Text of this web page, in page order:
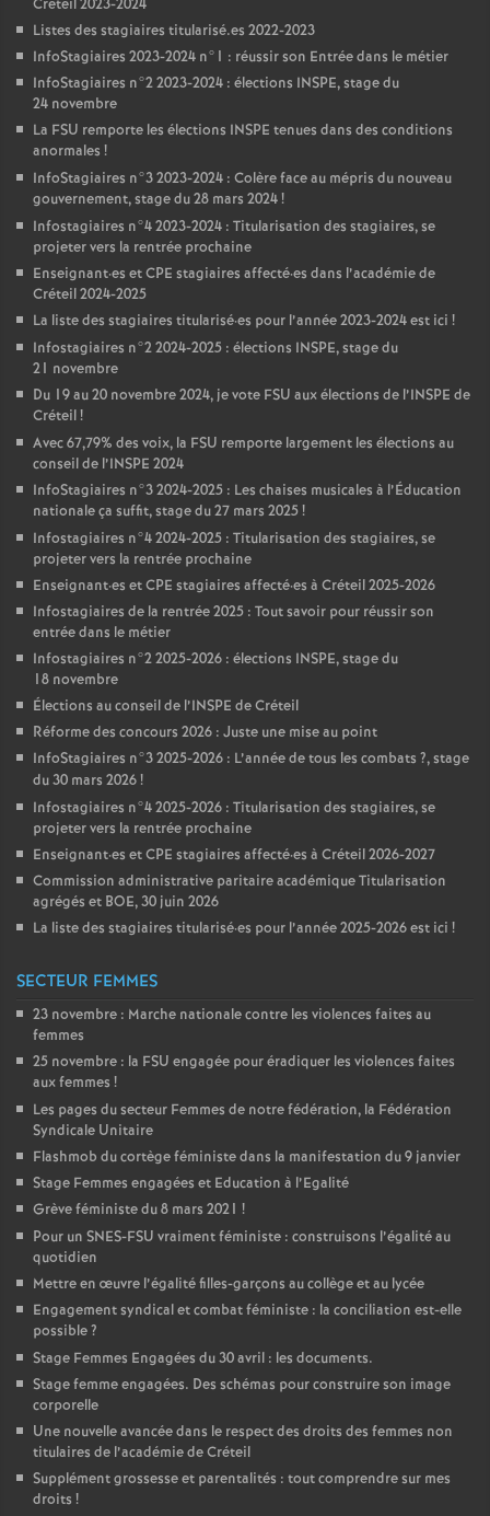
Créteil 2023-2024
Listes des stagiaires titularisé.es 2022-2023
InfoStagiaires 2023-2024 n°1 : réussir son Entrée dans le métier
InfoStagiaires n°2 2023-2024 : élections INSPE, stage du
24 novembre
La FSU remporte les élections INSPE tenues dans des conditions
anormales !
InfoStagiaires n°3 2023-2024 : Colère face au mépris du nouveau
gouvernement, stage du 28 mars 2024!
Infostagiaires n°4 2023-2024 : Titularisation des stagiaires, se
projeter vers la rentrée prochaine
Enseignant·es etCPE stagiaires affecté·es dans l’académie de
Créteil 2024-2025
La liste des stagiaires titularisé·es pour l’année 2023-2024 est ici !
Infostagiaires n°2 2024-2025 : élections INSPE, stage du
21 novembre
Du 19 au 20 novembre 2024, je vote FSU aux élections de l’INSPE de
Créteil!
Avec 67,79% des voix, la FSU remporte largement les élections au
conseil de l’INSPE 2024
InfoStagiaires n°3 2024-2025 : Les chaises musicales à l’Éducation
nationale ça suffit, stage du 27 mars 2025!
Infostagiaires n°4 2024-2025 : Titularisation des stagiaires, se
projeter vers la rentrée prochaine
Enseignant·es etCPE stagiaires affecté·es à Créteil 2025-2026
Infostagiaires de la rentrée 2025 : Tout savoir pour réussir son
entrée dans le métier
Infostagiaires n°2 2025-2026 : élections INSPE, stage du
18 novembre
Élections au conseil de l’INSPE de Créteil
Réforme des concours 2026 : Juste une mise au point
InfoStagiaires n°3 2025-2026 : L’année de tous les combats ?, stage
du 30 mars 2026!
Infostagiaires n°4 2025-2026 : Titularisation des stagiaires, se
projeter vers la rentrée prochaine
Enseignant·es etCPE stagiaires affecté·es à Créteil 2026-2027
Commission administrative paritaire académique Titularisation
agrégés et BOE, 30 juin 2026
La liste des stagiaires titularisé·es pour l’année 2025-2026 est ici !
SECTEUR FEMMES
23 novembre : Marche nationale contre les violences faites au
femmes
25 novembre : la FSU engagée pour éradiquer les violences faites
aux femmes !
Les pages du secteur Femmes de notre fédération, la Fédération
Syndicale Unitaire
Flashmob du cortège féministe dans la manifestation du 9 janvier
Stage Femmes engagées et Education à l’Egalité
Grève féministe du 8 mars 2021 !
Pour un SNES-FSU vraiment féministe : construisons l’égalité au
quotidien
Mettre en œuvre l’égalité filles-garçons au collège et au lycée
Engagement syndical et combat féministe : la conciliation est-elle
possible?
Stage Femmes Engagées du 30 avril : les documents.
Stage femme engagées. Des schémas pour construire son image
corporelle
Une nouvelle avancée dans le respect des droits des femmes non
titulaires de l’académie de Créteil
Supplément grossesse et parentalités : tout comprendre sur mes
droits !